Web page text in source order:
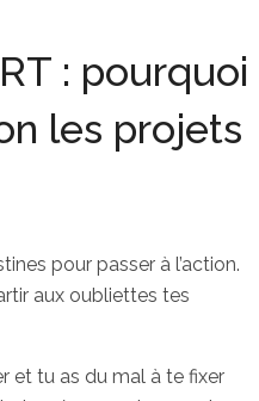
: pourquoi
les projets
pour passer à l’action.
aux oubliettes tes
et tu as du mal à te fixer